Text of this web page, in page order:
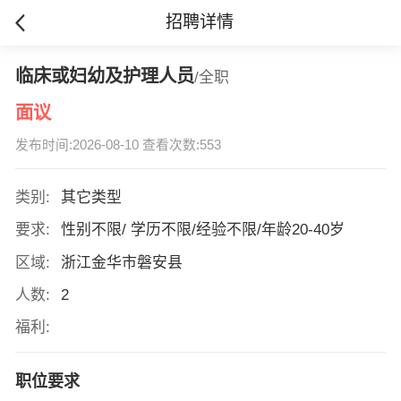
招聘详情
临床或妇幼及护理人员/全职
面议
发布时间:2026-08-10 查看次数:553
类别:
其它类型
要求:
性别不限/ 学历不限/经验不限/年龄20-40岁
区域:
浙江金华市磐安县
人数:
2
福利:
职位要求